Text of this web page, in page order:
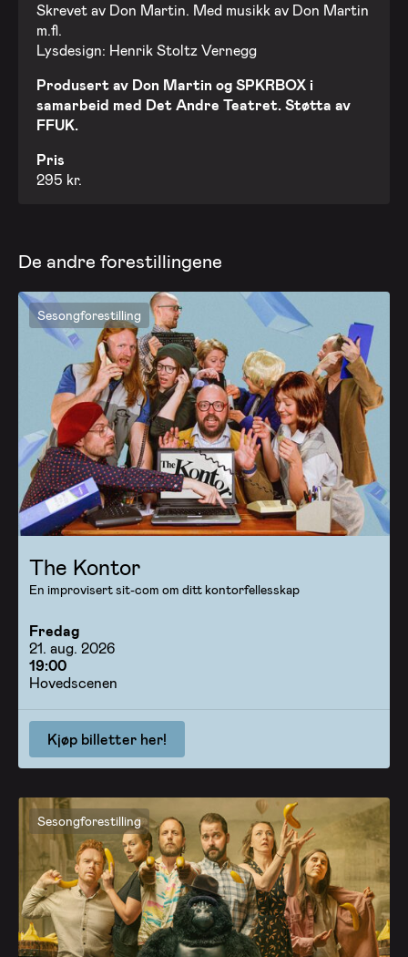
Skrevet av Don Martin. Med musikk av Don Martin
m.fl.
Lysdesign: Henrik Stoltz Vernegg
Produsert av Don Martin og SPKRBOX i
samarbeid med Det Andre Teatret. Støtta av
FFUK.
Pris
295 kr.
De andre forestillingene
Sesongforestilling
The Kontor
En improvisert sit-com om ditt kontorfellesskap
Fredag
21. aug. 2026
19:00
Hovedscenen
Kjøp billetter her!
Sesongforestilling